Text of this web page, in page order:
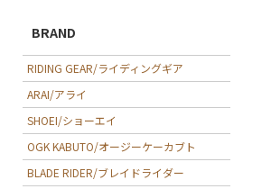
BRAND
RIDING GEAR/ライディングギア
ARAI/アライ
SHOEI/ショーエイ
OGK KABUTO/オージーケーカブト
BLADE RIDER/ブレイドライダー